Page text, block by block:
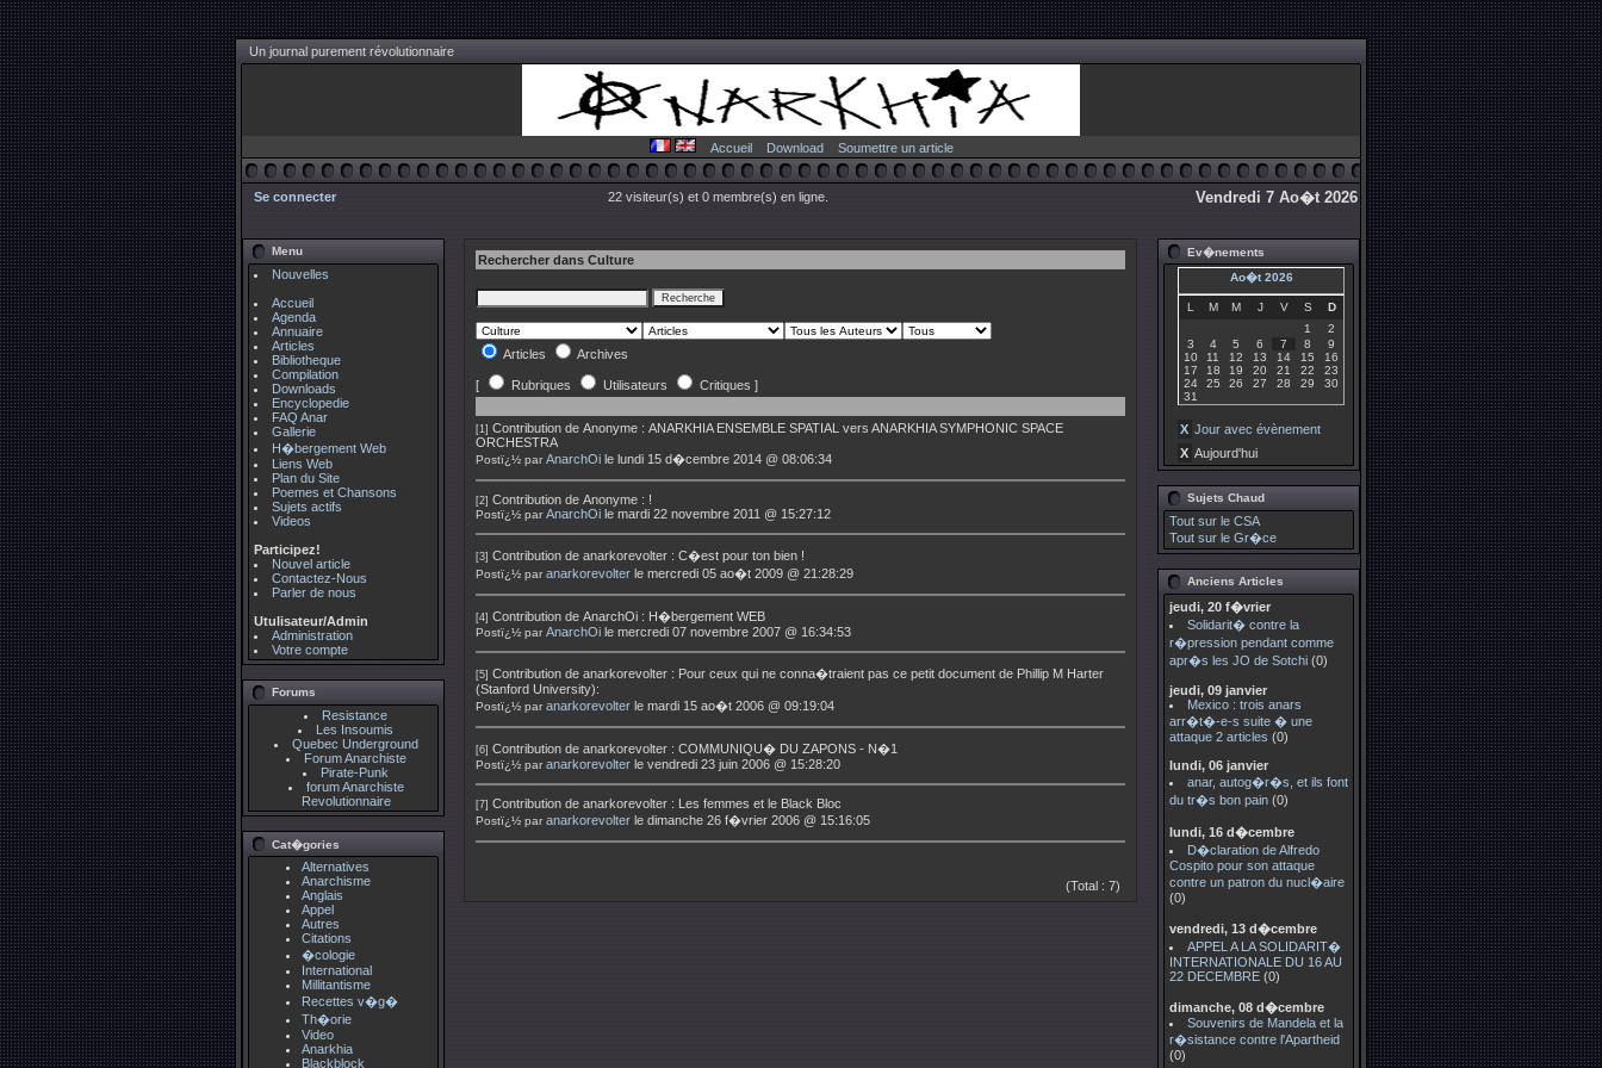
Un journal purement révolutionnaire
Accueil Download Soumettre un article
Se connecter 22 visiteur(s) et 0 membre(s) en ligne. Vendredi 7 Ao�t 2026
Menu
Nouvelles
Accueil
Agenda
Annuaire
Articles
Bibliotheque
Compilation
Downloads
Encyclopedie
FAQ Anar
Gallerie
H�bergement Web
Liens Web
Plan du Site
Poemes et Chansons
Sujets actifs
Videos
Participez!
Nouvel article
Contactez-Nous
Parler de nous
Utulisateur/Admin
Administration
Votre compte
Forums
Resistance
Les Insoumis
Quebec Underground
Forum Anarchiste
Pirate-Punk
forum Anarchiste
Revolutionnaire
Cat�gories
Alternatives
Anarchisme
Anglais
Appel
Autres
Citations
�cologie
International
Millitantisme
Recettes v�g�
Th�orie
Video
Anarkhia
Blackblock
Rechercher dans Culture
Articles Archives
[ Rubriques Utilisateurs Critiques ]
[1] Contribution de Anonyme : ANARKHIA ENSEMBLE SPATIAL vers ANARKHIA SYMPHONIC SPACE
ORCHESTRA
Postï¿½ par AnarchOi le lundi 15 d�cembre 2014 @ 08:06:34
[2] Contribution de Anonyme : !
Postï¿½ par AnarchOi le mardi 22 novembre 2011 @ 15:27:12
[3] Contribution de anarkorevolter : C�est pour ton bien !
Postï¿½ par anarkorevolter le mercredi 05 ao�t 2009 @ 21:28:29
[4] Contribution de AnarchOi : H�bergement WEB
Postï¿½ par AnarchOi le mercredi 07 novembre 2007 @ 16:34:53
[5] Contribution de anarkorevolter : Pour ceux qui ne conna�traient pas ce petit document de Phillip M Harter
(Stanford University):
Postï¿½ par anarkorevolter le mardi 15 ao�t 2006 @ 09:19:04
[6] Contribution de anarkorevolter : COMMUNIQU� DU ZAPONS - N�1
Postï¿½ par anarkorevolter le vendredi 23 juin 2006 @ 15:28:20
[7] Contribution de anarkorevolter : Les femmes et le Black Bloc
Postï¿½ par anarkorevolter le dimanche 26 f�vrier 2006 @ 15:16:05
(Total : 7)
Ev�nements
Ao�t 2026
L M M J V S
D
1
2
3
4 5 6 7 8
9
10
11 12 13 14 15
16
17
18 19 20 21 22
23
24
25 26 27 28 29
30
31
X Jour avec évènement
X Aujourd'hui
Sujets Chaud
Tout sur le CSA
Tout sur le Gr�ce
Anciens Articles
jeudi, 20 f�vrier
Solidarit� contre la
r�pression pendant comme
apr�s les JO de Sotchi (0)
jeudi, 09 janvier
Mexico : trois anars
arr�t�-e-s suite � une
attaque 2 articles (0)
lundi, 06 janvier
anar, autog�r�s, et ils font
du tr�s bon pain (0)
lundi, 16 d�cembre
D�claration de Alfredo
Cospito pour son attaque
contre un patron du nucl�aire
(0)
vendredi, 13 d�cembre
APPEL A LA SOLIDARIT�
INTERNATIONALE DU 16 AU
22 DECEMBRE (0)
dimanche, 08 d�cembre
Souvenirs de Mandela et la
r�sistance contre l'Apartheid
(0)